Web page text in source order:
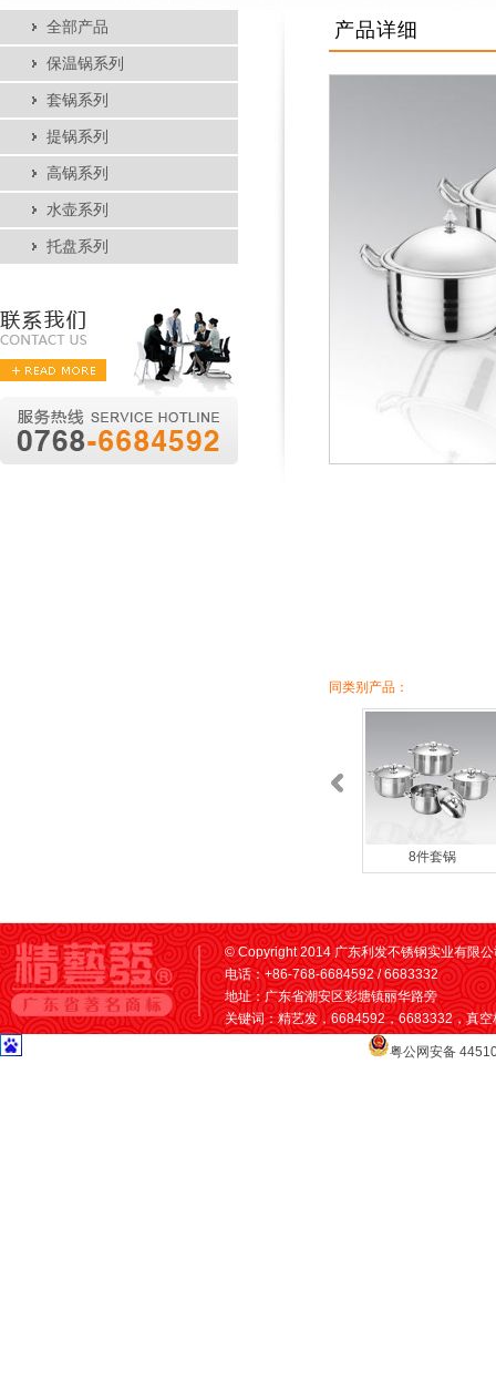
全部产品
保温锅系列
套锅系列
提锅系列
高锅系列
水壶系列
托盘系列
产品详细
同类别产品：
8件套锅
© Copyright 2014 广东利发不锈钢实业有限
电话：+86-768-6684592 / 6683332
地址：广东省潮安区彩塘镇丽华路旁
关键词：精艺发，6684592，6683332，真空
粤公网安备